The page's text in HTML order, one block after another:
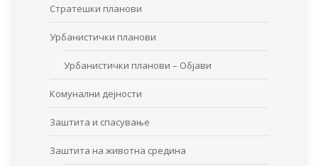
Стратешки планови
Урбанистички планови
Урбанистички планови – Објави
Комунални дејности
Заштита и спасување
Заштита на животна средина